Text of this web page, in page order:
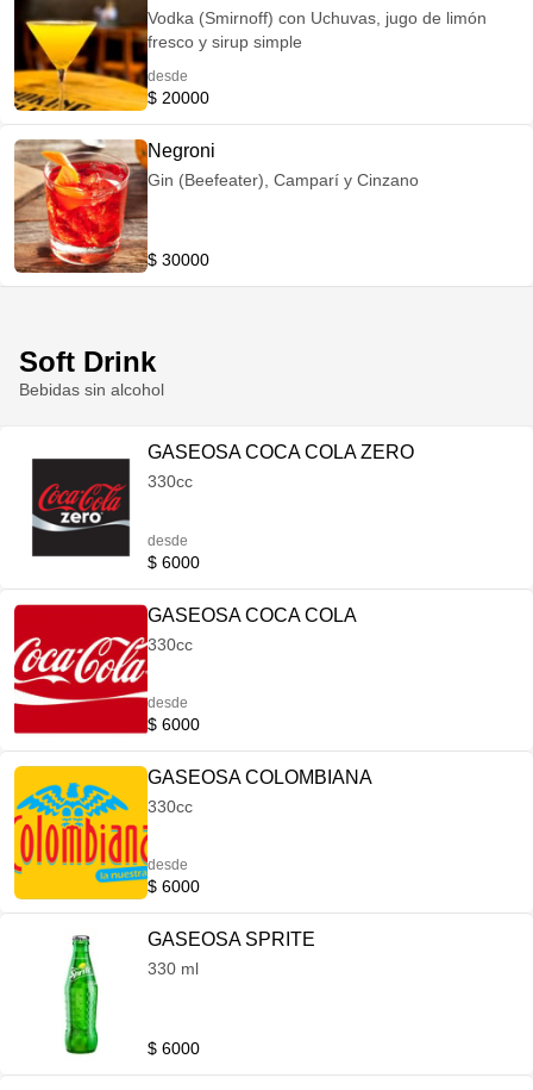
Vodka (Smirnoff) con Uchuvas, jugo de limón
fresco y sirup simple
desde
$ 20000
Negroni
Gin (Beefeater), Camparí y Cinzano
$ 30000
Soft Drink
Bebidas sin alcohol
GASEOSA COCA COLA ZERO
330cc
desde
$ 6000
GASEOSA COCA COLA
330cc
desde
$ 6000
GASEOSA COLOMBIANA
330cc
desde
$ 6000
GASEOSA SPRITE
330 ml
$ 6000